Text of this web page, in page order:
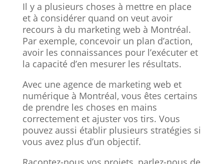
Il y a plusieurs choses à mettre en place
et à considérer quand on veut avoir
recours à du marketing web à Montréal.
Par exemple, concevoir un plan d’action,
avoir les connaissances pour l’exécuter et
la capacité d’en mesurer les résultats.
Avec une agence de marketing web et
numérique à Montréal, vous êtes certains
de prendre les choses en mains
correctement et ajuster vos tirs. Vous
pouvez aussi établir plusieurs stratégies si
vous avez plus d’un objectif.